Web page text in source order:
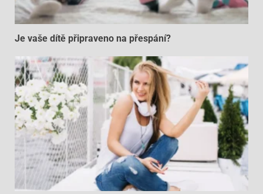
Je vaše dítě připraveno na přespání?